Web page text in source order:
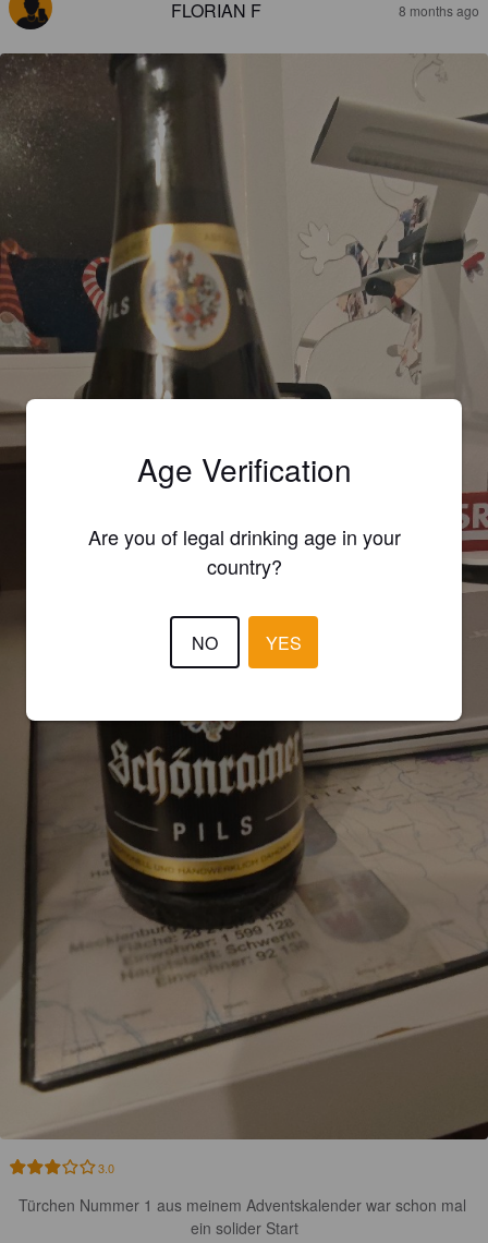
FLORIAN F 8 months ago
3.0
Türchen Nummer 1 aus meinem Adventskalender war schon mal
ein solider Start
Age Verification
Are you of legal drinking age in your
country?
NO YES